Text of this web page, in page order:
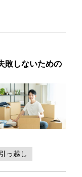
敗しないための
引っ越し